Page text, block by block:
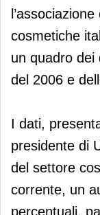
cosmetiche
un quadro dei
del 2006 e
I dati,
presidente di
del settore
corrente, un
percentuali,